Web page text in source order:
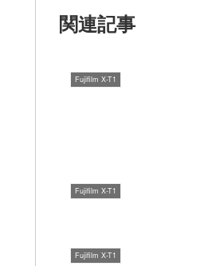
関連記事
Fujifilm X-T1
Fujifilm X-T1
Fujifilm X-T1